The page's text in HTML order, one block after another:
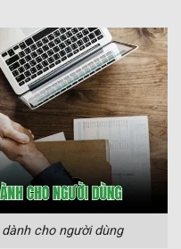
cho người dùng